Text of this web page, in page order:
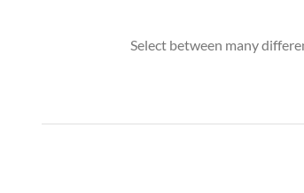
Select between many